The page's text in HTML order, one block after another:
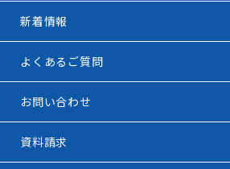
新着情報
よくあるご質問
お問い合わせ
資料請求